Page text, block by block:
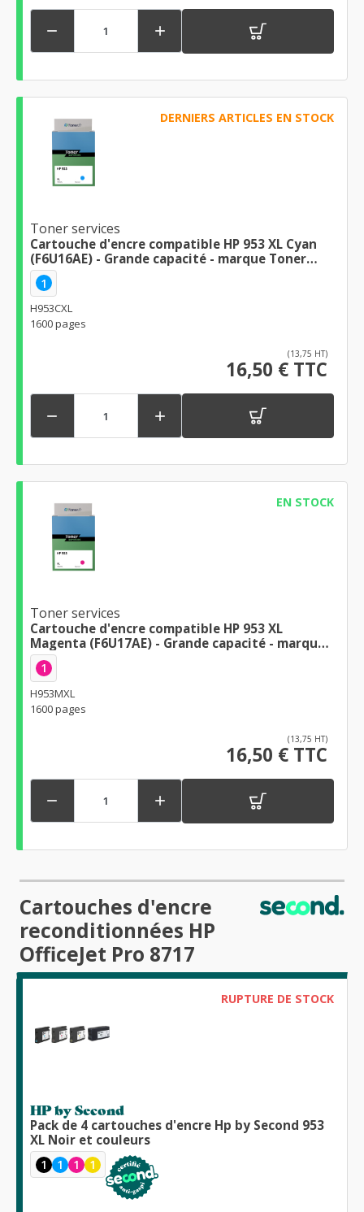
 
DERNIERS ARTICLES EN STOCK
Toner services
Cartouche d'encre compatible HP 953 XL Cyan
(F6U16AE) - Grande capacité - marque Toner
Services - Haute qualité d'impression
1
H953CXL
1600 pages
(13,75 HT)
16,50 € TTC
 
EN STOCK
Toner services
Cartouche d'encre compatible HP 953 XL
Magenta (F6U17AE) - Grande capacité - marque
Toner Services - Haute qualité d'impression
1
H953MXL
1600 pages
(13,75 HT)
16,50 € TTC
 
Cartouches d'encre
reconditionnées HP
OfficeJet Pro 8717
RUPTURE DE STOCK
HP by Second
Pack de 4 cartouches d'encre Hp by Second 953
XL Noir et couleurs
1 1 1 1